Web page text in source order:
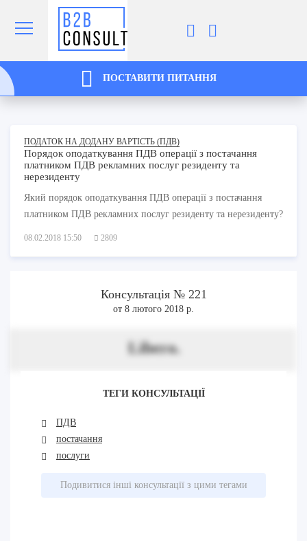
ПОСТАВИТИ ПИТАННЯ
ПОДАТОК НА ДОДАНУ ВАРТІСТЬ (ПДВ)
Порядок оподаткування ПДВ операції з постачання
платником ПДВ рекламних послуг резиденту та
нерезиденту
Який порядок оподаткування ПДВ операції з постачання
платником ПДВ рекламних послуг резиденту та нерезиденту?
08.02.2018 15:50 2809
Консультація № 221
от 8 лютого 2018 р.
Libero.
ТЕГИ КОНСУЛЬТАЦІЇ
ПДВ
постачання
послуги
Подивитися інші консультації з цими тегами